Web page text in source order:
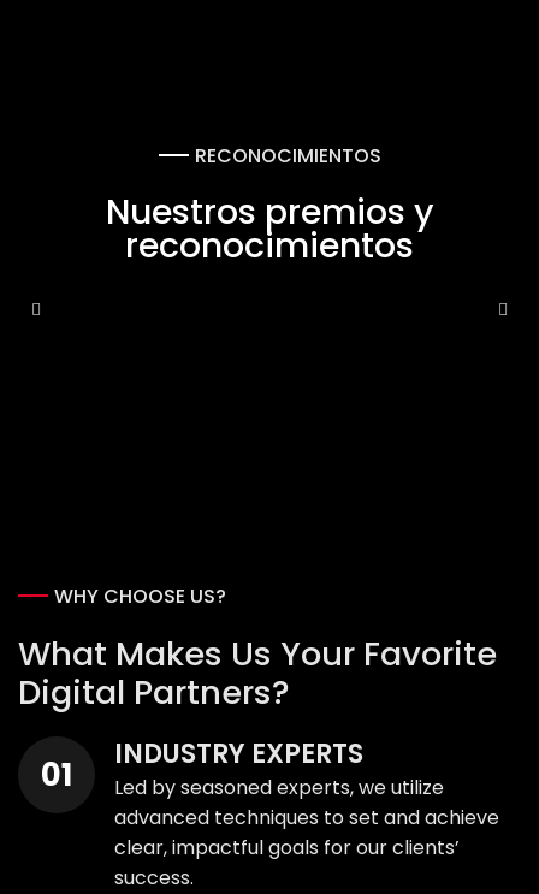
RECONOCIMIENTOS
Nuestros premios y
reconocimientos
WHY CHOOSE US?
What Makes Us Your Favorite
Digital Partners?
INDUSTRY EXPERTS
Led by seasoned experts, we utilize
advanced techniques to set and achieve
clear, impactful goals for our clients’
success.